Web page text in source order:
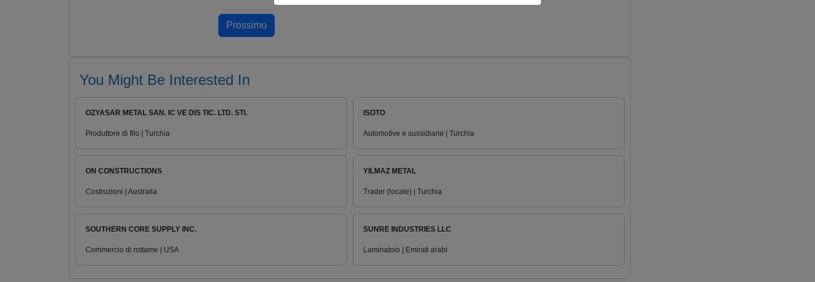
You Might Be Interested In
OZYASAR METAL SAN. IC VE DIS TIC. LTD. STI.
Produttore di filo | Turchia
ISOTO
Automotive e sussidiarie | Turchia
ON CONSTRUCTIONS
Costruzioni | Australia
YILMAZ METAL
Trader (locale) | Turchia
SOUTHERN CORE SUPPLY INC.
Commercio di rottame | USA
SUNRE INDUSTRIES LLC
Laminatoio | Emirati arabi